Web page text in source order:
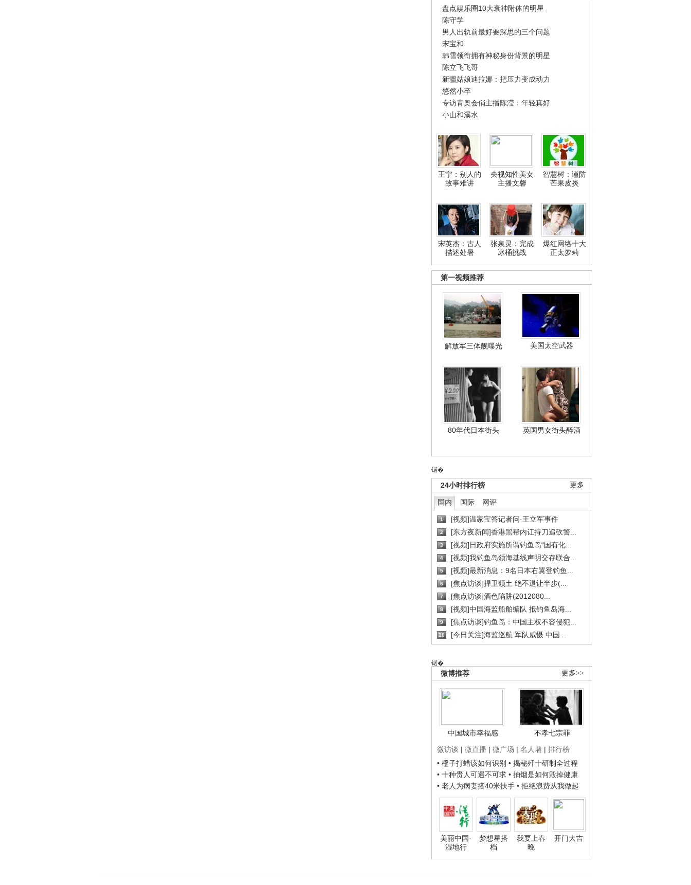
盘点娱乐圈10大衰神附体的明星
陈守学
男人出轨前最好要深思的三个问题
宋宝和
韩雪领衔拥有神秘身份背景的明星
陈立飞飞哥
新疆姑娘迪拉娜：把压力变成动力
悠然小卒
专访青奥会俏主播陈滢：年轻真好
小山和溪水
王宁：别人的
故事难讲
央视知性美女
主播文馨
智慧树：谨防
芒果皮炎
宋英杰：古人
描述处暑
张泉灵：完成
冰桶挑战
爆红网络十大
正太萝莉
第一视频推荐
解放军三体舰曝光 美国太空武器
80年代日本街头 英国男女街头醉酒
锘�
更多
24小时排行榜
国内 国际 网评
1 [视频]温家宝答记者问·王立军事件
2 [东方夜新闻]香港黑帮内讧持刀追砍警...
3 [视频]日政府实施所谓钓鱼岛“国有化...
4 [视频]我钓鱼岛领海基线声明交存联合...
5 [视频]最新消息：9名日本右翼登钓鱼...
6 [焦点访谈]捍卫领土 绝不退让半步(...
7 [焦点访谈]酒色陷阱(2012080...
8 [视频]中国海监船舶编队 抵钓鱼岛海...
9 [焦点访谈]钓鱼岛：中国主权不容侵犯...
10 [今日关注]海监巡航 军队威慑 中国...
锘�
更多>>
微博推荐
中国城市幸福感
不孝七宗罪
微访谈 | 微直播 | 微广场 | 名人墙 | 排行榜
• 橙子打蜡该如何识别 • 揭秘歼十研制全过程
• 十种贵人可遇不可求 • 抽烟是如何毁掉健康
• 老人为病妻搭40米扶手 • 拒绝浪费从我做起
美丽中国·
湿地行
梦想星搭
档
我要上春
晚
开门大吉